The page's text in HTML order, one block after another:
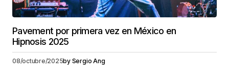
Pavement por primera vez en México en
Hipnosis 2025
08/octubre/2025by Sergio Ang